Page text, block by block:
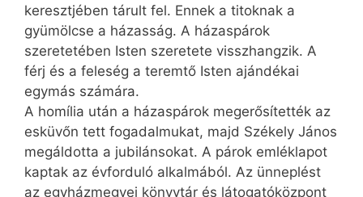
keresztjében tárult fel. Ennek a titoknak a
gyümölcse a házasság. A házaspárok
szeretetében Isten szeretete visszhangzik. A
férj és a feleség a teremtő Isten ajándékai
egymás számára.
A homília után a házaspárok megerősítették az
esküvőn tett fogadalmukat, majd Székely János
megáldotta a jubilánsokat. A párok emléklapot
kaptak az évforduló alkalmából. Az ünneplést
az egyházmegyei könyvtár és látogatóközpont